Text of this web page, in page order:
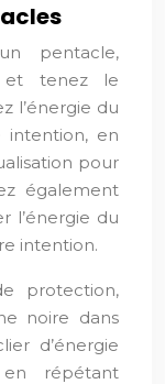
pentacle,
et tenez le
l’énergie du
en
pour
également
l’énergie du
intention.
protection,
noire dans
d’énergie
répétant